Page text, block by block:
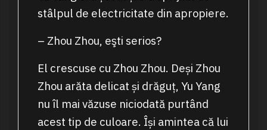
stâlpul de electricitate din apropiere.
– Zhou Zhou, eşti serios?
El crescuse cu Zhou Zhou. Deși Zhou
Zhou arăta delicat și drăguț, Yu Yang
nu îl mai văzuse niciodată purtând
acest tip de culoare. Își amintea că lui